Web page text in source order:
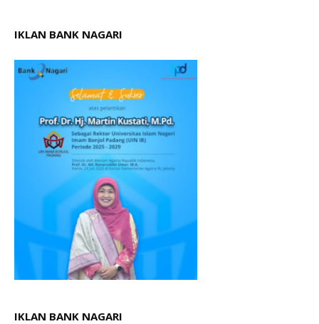
IKLAN BANK NAGARI
IKLAN BANK NAGARI